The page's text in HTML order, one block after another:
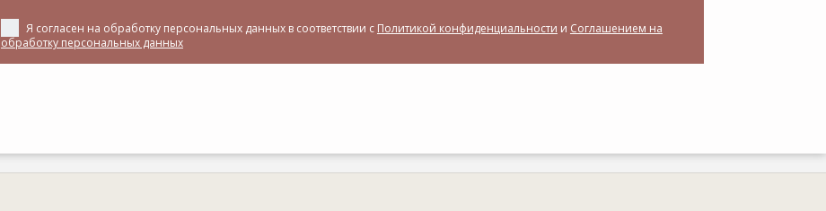
Я согласен на обработку персональных данных в соответствии с Политикой конфиденциальности и Соглашением на
обработку персональных данных